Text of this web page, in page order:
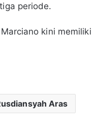
periode.
kini memiliki
Aras